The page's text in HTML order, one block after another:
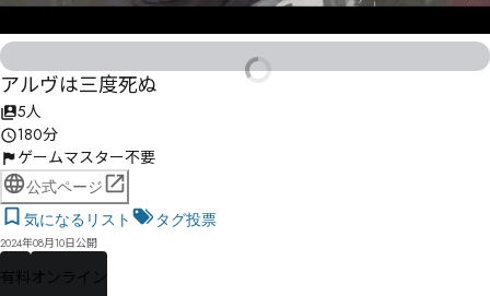
アルヴは三度死ぬ
5人
180分
ゲームマスター不要
公式ページ
気になるリスト
タグ投票
2024年08月10日公開
有料 オンライン